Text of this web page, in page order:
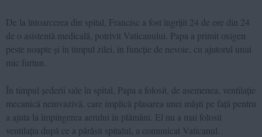
De la întoarcerea din spital, Francisc a fost îngrijit 24 de ore din 24
de o asistentă medicală, potrivit Vaticanului. Papa a primit oxigen
peste noapte și în timpul zilei, în funcție de nevoie, cu ajutorul unui
mic furtun.
În timpul șederii sale în spital, Papa a folosit, de asemenea, ventilație
mecanică neinvazivă, care implică plasarea unei măști pe față pentru
a ajuta la împingerea aerului în plămâni. El nu a mai folosit
ventilația după ce a părăsit spitalul, a comunicat Vaticanul.